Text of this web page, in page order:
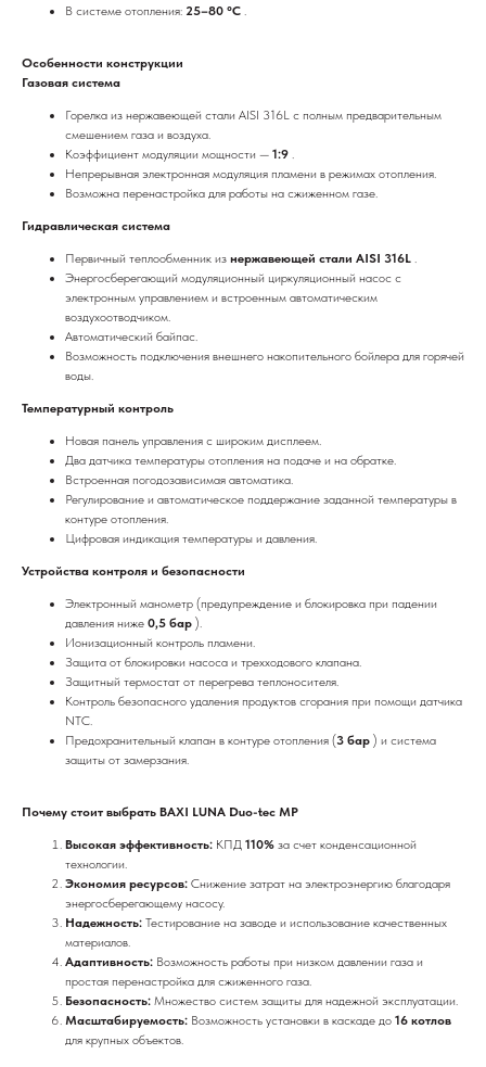
В системе отопления: 25–80 °C .
Особенности конструкции
Газовая система
Горелка из нержавеющей стали AISI 316L с полным предварительным
смешением газа и воздуха.
Коэффициент модуляции мощности — 1:9 .
Непрерывная электронная модуляция пламени в режимах отопления.
Возможна перенастройка для работы на сжиженном газе.
Гидравлическая система
Первичный теплообменник из нержавеющей стали AISI 316L .
Энергосберегающий модуляционный циркуляционный насос с
электронным управлением и встроенным автоматическим
воздухоотводчиком.
Автоматический байпас.
Возможность подключения внешнего накопительного бойлера для горячей
воды.
Температурный контроль
Новая панель управления с широким дисплеем.
Два датчика температуры отопления на подаче и на обратке.
Встроенная погодозависимая автоматика.
Регулирование и автоматическое поддержание заданной температуры в
контуре отопления.
Цифровая индикация температуры и давления.
Устройства контроля и безопасности
Электронный манометр (предупреждение и блокировка при падении
давления ниже 0,5 бар ).
Ионизационный контроль пламени.
Защита от блокировки насоса и трехходового клапана.
Защитный термостат от перегрева теплоносителя.
Контроль безопасного удаления продуктов сгорания при помощи датчика
NTC.
Предохранительный клапан в контуре отопления (3 бар ) и система
защиты от замерзания.
Почему стоит выбрать BAXI LUNA Duo-tec MP
Высокая эффективность: КПД 110% за счет конденсационной
технологии.
Экономия ресурсов: Снижение затрат на электроэнергию благодаря
энергосберегающему насосу.
Надежность: Тестирование на заводе и использование качественных
материалов.
Адаптивность: Возможность работы при низком давлении газа и
простая перенастройка для сжиженного газа.
Безопасность: Множество систем защиты для надежной эксплуатации.
Масштабируемость: Возможность установки в каскаде до 16 котлов
для крупных объектов.